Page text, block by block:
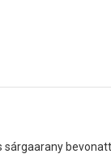
sárgaarany